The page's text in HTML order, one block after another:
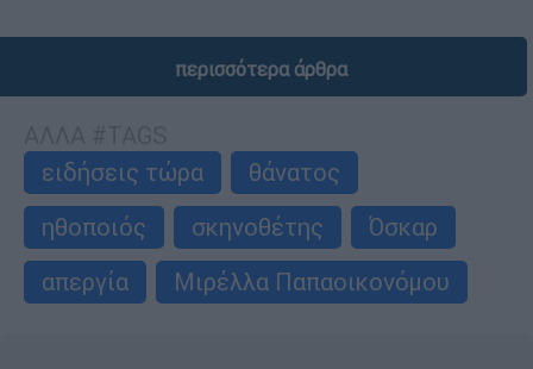
περισσότερα άρθρα
ειδήσεις τώρα
θάνατος
ηθοποιός
σκηνοθέτης
Όσκαρ
απεργία
Μιρέλλα Παπαοικονόμου